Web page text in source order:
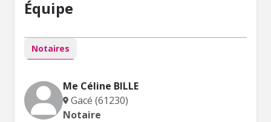
Équipe
Notaires
Me Céline BILLE
Gacé (61230)
Notaire